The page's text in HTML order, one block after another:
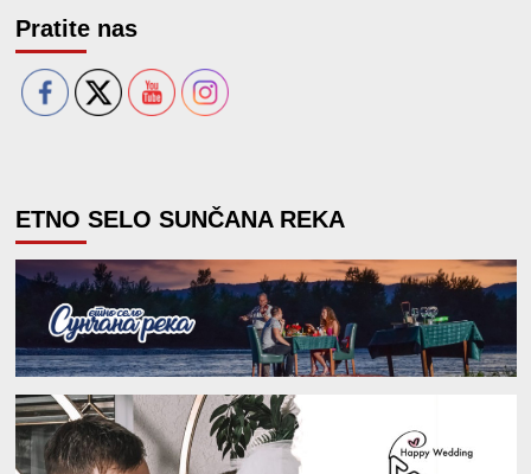
Pratite nas
ETNO SELO SUNČANA REKA